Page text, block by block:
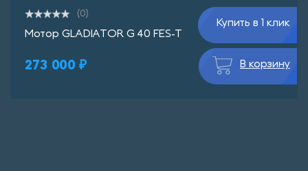
(0)
Мотор GLADIATOR G 40 FES-T
273 000 ₽
Купить в 1 клик
В корзину